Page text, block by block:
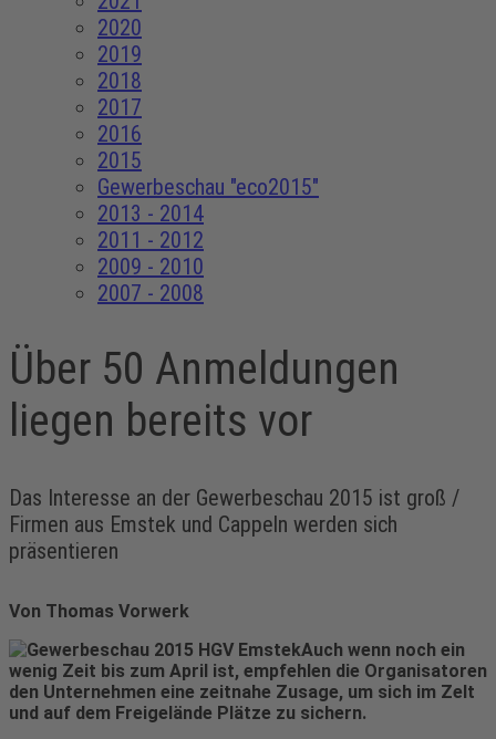
2020
2019
2018
2017
2016
2015
Gewerbeschau "eco2015"
2013 - 2014
2011 - 2012
2009 - 2010
2007 - 2008
Über 50 Anmeldungen
liegen bereits vor
Das Interesse an der Gewerbeschau 2015 ist groß /
Firmen aus Emstek und Cappeln werden sich
präsentieren
Von Thomas Vorwerk
Auch wenn noch ein
wenig Zeit bis zum April ist, empfehlen die Organisatoren
den Unternehmen eine zeitnahe Zusage, um sich im Zelt
und auf dem Freigelände Plätze zu sichern.